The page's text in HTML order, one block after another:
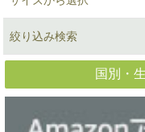
絞り込み検索
国別・